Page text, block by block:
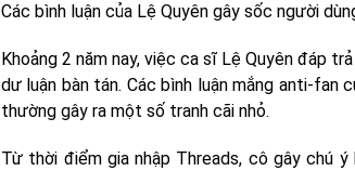
Các bình luận của Lệ Quyên gây sốc người
Khoảng 2 năm nay, việc ca sĩ Lệ Quyên đáp
dư luận bàn tán. Các bình luận mắng anti-fan
thường gây ra một số tranh cãi nhỏ.
Từ thời điểm gia nhập Threads, cô gây chú